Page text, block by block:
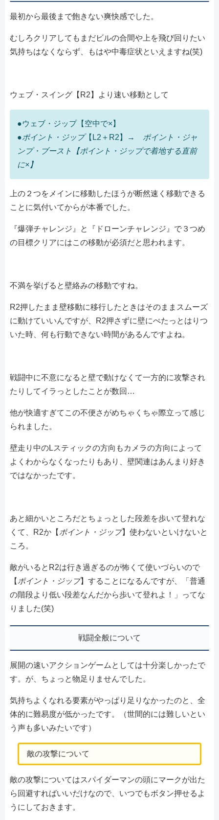
最初から最後まで飽きない爽快感でした。
むしろクリアしてもまだビルの合間や上を飛び回りたい
気持ちはなくならず、もはや中毒症状といえますね(笑)
ウェブ・スイング【R2】より速い移動として
●ウェブ・ジップ【空中で×】
●ポイント・ジップ【L2＋R2】→ ポイント・ジャ
ンプ・ブースト【ポイント・ジップで着地する直前
に×】
上の２つをメインに移動したほうが断然速く移動できる
ことに気付いてからが本番でした。
『爆弾チャレンジ』と『ドローンチャレンジ』で３つめ
の目標クリアにはこの移動が必須だと思われます。
不満を挙げると壁絡みの移動ですね。
R2押したまま壁移動に移行したときはそのままスムーズ
に動けていいんですが、R2押さずに壁にぺたっとはりつ
いた時、何も行動できない時間があるんですよね。
戦闘中に不意になると壁で動けなくて一方的に攻撃され
たりしてイラっとしたことが数回…
他が快適すぎてこの不便さがめちゃくちゃ際立って感じ
られました。
壁走り中のLスティックの方向もカメラの方向によって
よくわからなくなったりもあり、壁関連はあんまり好き
ではなかったです。
あと細かいところだとちょっとした段差を歩いて登れな
くて、R2か【 ポイント・ジップ】使わないといけないと
ころ。
敵がいるとR2は行き過ぎるのが怖くて使いづらいので
【 ポイント・ジップ】することになるんですが、「普通
の階段より低い段差なんだから歩いて登れよ！」ってな
りました(笑)
戦闘全般について
展開の速いアクションゲームとしては十分楽しかったで
す。が、ちょっと物足りませんでした。
気持ちよくなれる要素がやっぱり足りなかったのと、全
体的に難易度が低かったです。（世間的には難しいとい
う声も多いみたいです）
敵の攻撃について
敵の攻撃についてはスパイダーマンの頭にマークが出た
ら回避すればいいだけなので、いつでもボタン押せるよ
うにしておきます。